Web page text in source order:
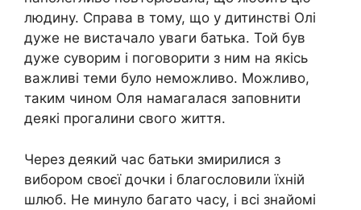
людину. Справа в тому, що у дитинстві Олі
дуже не вистачало уваги батька. Той був
дуже суворим і поговорити з ним на якісь
важливі теми було неможливо. Можливо,
таким чином Оля намагалася заповнити
деякі прогалини свого життя.
Через деякий час батьки змирилися з
вибором своєї дочки і благословили їхній
шлюб. Не минуло багато часу, і всі знайомі